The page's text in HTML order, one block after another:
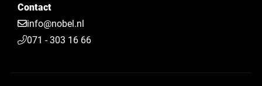
Contact
info@nobel.nl
071 - 303 16 66